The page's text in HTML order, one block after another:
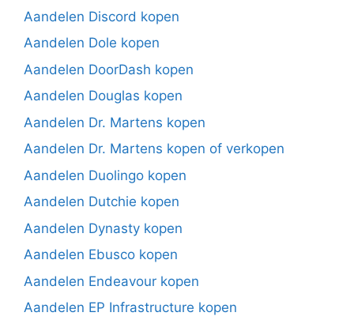
Aandelen Discord kopen
Aandelen Dole kopen
Aandelen DoorDash kopen
Aandelen Douglas kopen
Aandelen Dr. Martens kopen
Aandelen Dr. Martens kopen of verkopen
Aandelen Duolingo kopen
Aandelen Dutchie kopen
Aandelen Dynasty kopen
Aandelen Ebusco kopen
Aandelen Endeavour kopen
Aandelen EP Infrastructure kopen